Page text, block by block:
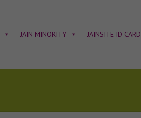
JAIN MINORITY JAINSITE ID CARD